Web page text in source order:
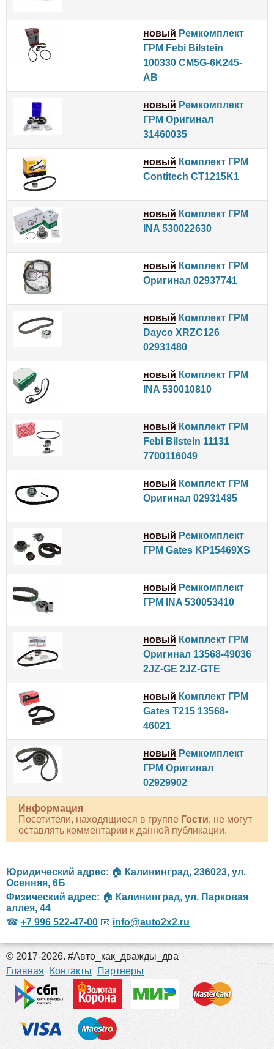
новый Ремкомплект
ГРМ Febi Bilstein
100330 CM5G-6K245-
AB
новый Ремкомплект
ГРМ Оригинал
31460035
новый Комплект ГРМ
Contitech CT1215K1
новый Комплект ГРМ
INA 530022630
новый Комплект ГРМ
Оригинал 02937741
новый Комплект ГРМ
Dayco XRZC126
02931480
новый Комплект ГРМ
INA 530010810
новый Комплект ГРМ
Febi Bilstein 11131
7700116049
новый Комплект ГРМ
Оригинал 02931485
новый Ремкомплект
ГРМ Gates KP15469XS
новый Ремкомплект
ГРМ INA 530053410
новый Комплект ГРМ
Оригинал 13568-49036
2JZ-GE 2JZ-GTE
новый Комплект ГРМ
Gates T215 13568-
46021
новый Ремкомплект
ГРМ Оригинал
02929902
Информация
Посетители, находящиеся в группе Гости, не могут
оставлять комментарии к данной публикации.
Юридический адрес: 🏠 Калининград, 236023, ул.
Осенняя, 6Б
Физический адрес: 🏠 Калининград, ул. Парковая
аллея, 44
☎ +7 996 522-47-00 📧 info@auto2x2.ru
© 2017-2026. #Авто_как_дважды_два
Главная
Контакты Партнеры